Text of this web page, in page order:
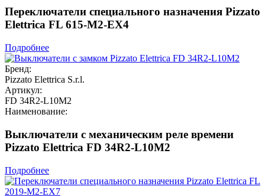
Переключатели специального назначения Pizzato
Elettrica FL 615-M2-EX4
Подробнее
Бренд:
Pizzato Elettrica S.r.l.
Артикул:
FD 34R2-L10M2
Наименование:
Выключатели с механическим реле времени
Pizzato Elettrica FD 34R2-L10M2
Подробнее